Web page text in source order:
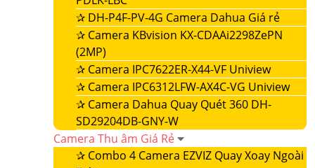
✰ DH-P4F-PV-4G Camera Dahua Giá rẻ
✰ Camera KBvision KX-CDAAi2298ZePN
(2MP)
✰ Camera IPC7622ER-X44-VF Uniview
✰ Camera IPC6312LFW-AX4C-VG Uniview
✰ Camera Dahua Quay Quét 360 DH-
SD29204DB-GNY-W
Camera Thu âm Giá Rẻ
✰ Combo 4 Camera EZVIZ Quay Xoay Ngoài